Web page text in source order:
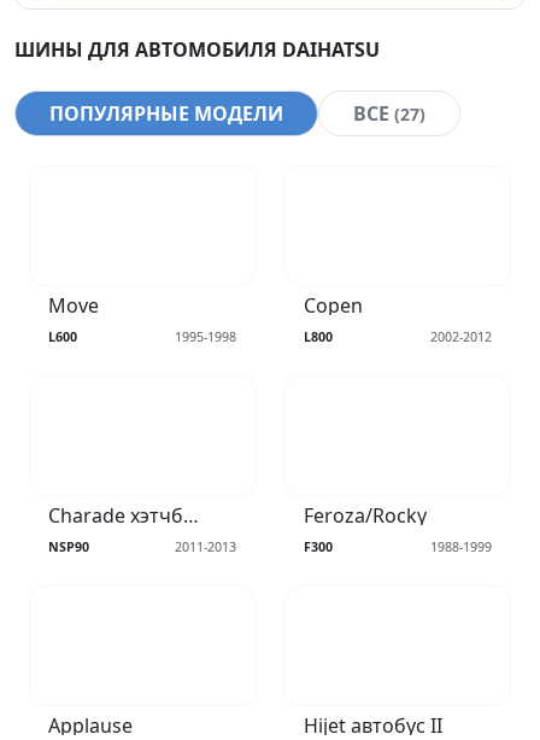
ШИНЫ ДЛЯ АВТОМОБИЛЯ DAIHATSU
ПОПУЛЯРНЫЕ МОДЕЛИ ВСЕ (27)
Move
L600 1995-1998
Copen
L800 2002-2012
Charade хэтчбек VI
NSP90 2011-2013
Feroza/Rocky
F300 1988-1999
Applause Hijet автобус II